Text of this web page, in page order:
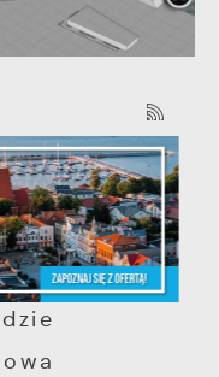
w
Miasta